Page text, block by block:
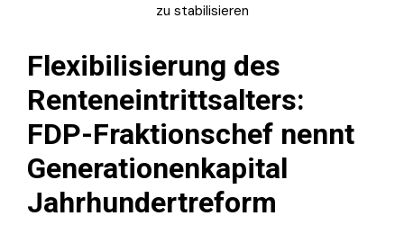
zu stabilisieren
Flexibilisierung des
Renteneintrittsalters:
FDP-Fraktionschef nennt
Generationenkapital
Jahrhundertreform